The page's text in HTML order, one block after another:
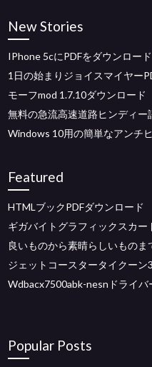
New Stories
IPhone 5cにPDFをダウンロー
1日の始まりジョイスマイヤー
モーフmod 1.7.10ダウンロード
無料の急流高速道路ヒンディー
Windows 10用の簡単なアンチ
Featured
HTMLブックPDFダウンロード
ギガバイトグラフィックスカ
良いものから素晴らしいものま
ジェットコースタータイクー
Wdbacx7500abk-nesnドライバ
Popular Posts